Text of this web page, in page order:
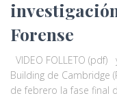
Forense
VIDEO FOLLETO (pdf)
Building de Cambridge
de febrero la fase final